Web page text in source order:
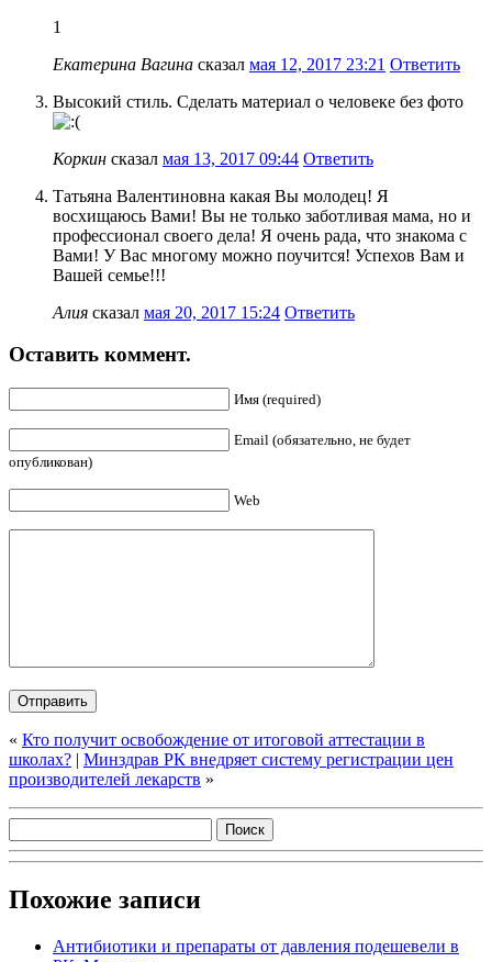
1
Екатерина Вагина сказал мая 12, 2017 23:21 Ответить
Высокий стиль. Сделать материал о человеке без фото
Коркин сказал мая 13, 2017 09:44 Ответить
Татьяна Валентиновна какая Вы молодец! Я
восхищаюсь Вами! Вы не только заботливая мама, но и
профессионал своего дела! Я очень рада, что знакома с
Вами! У Вас многому можно поучится! Успехов Вам и
Вашей семье!!!
Алия сказал мая 20, 2017 15:24 Ответить
Оставить коммент.
Имя (required)
Email (обязательно, не будет
опубликован)
Web
« Кто получит освобождение от итоговой аттестации в
школах? | Минздрав РК внедряет систему регистрации цен
производителей лекарств »
Похожие записи
Антибиотики и препараты от давления подешевели в